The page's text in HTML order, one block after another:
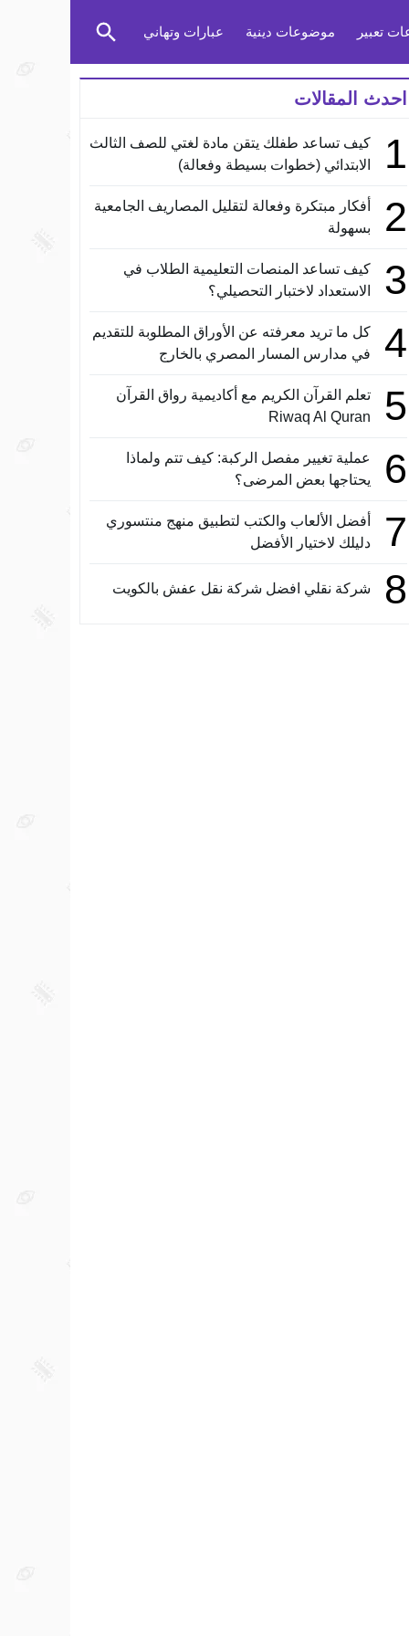
تعبير موضوعات دينية عبارات وتهاني
احدث المقالات
1
كيف تساعد طفلك يتقن مادة لغتي للصف الثالث
الابتدائي (خطوات بسيطة وفعالة)
2
أفكار مبتكرة وفعالة لتقليل المصاريف الجامعية
بسهولة
3
كيف تساعد المنصات التعليمية الطلاب في
الاستعداد لاختبار التحصيلي؟
4
كل ما تريد معرفته عن الأوراق المطلوبة للتقديم
في مدارس المسار المصري بالخارج
5
تعلم القرآن الكريم مع أكاديمية رواق القرآن
Riwaq Al Quran
6
عملية تغيير مفصل الركبة: كيف تتم ولماذا
يحتاجها بعض المرضى؟
7
أفضل الألعاب والكتب لتطبيق منهج منتسوري
دليلك لاختيار الأفضل
8 شركة نقلي افضل شركة نقل عفش بالكويت